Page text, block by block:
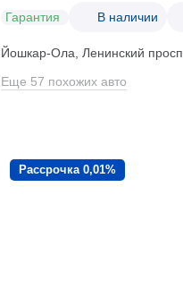
Гарантия В наличии
Йошкар-Ола, Ленинский
Еще 57 похожих авто
Рассрочка 0,01%